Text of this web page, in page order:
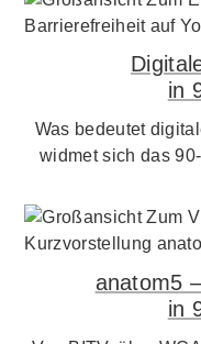
in
Was bedeutet
widmet sich das
anatom5
in